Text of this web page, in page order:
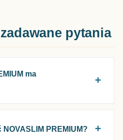
pytania
ma
PREMIUM?